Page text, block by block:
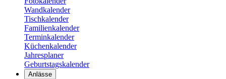
Wandkalender
Tischkalender
Familienkalender
Terminkalender
Küchenkalender
Jahresplaner
Geburtstagskalender
Anlässe